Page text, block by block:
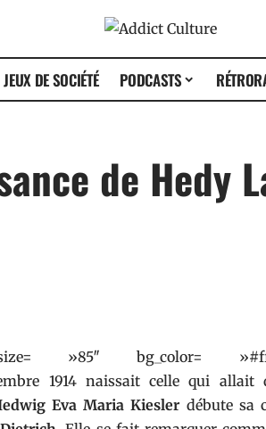
JEUX DE SOCIÉTÉ PODCASTS
de Hedy
»85″ bg_color=
1914 naissait celle qui allait
Eva Maria Kiesler débute sa